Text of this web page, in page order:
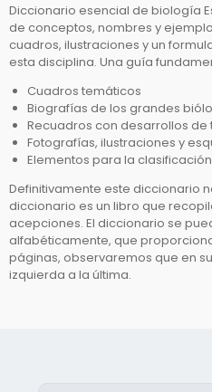
Diccionario esencial de biología
de conceptos, nombres y
cuadros, ilustraciones y un
esta disciplina. Una guía
Cuadros temáticos
Biografías de los grandes
Recuadros con desarrollos
Fotografías, ilustraciones y
Elementos para la
Definitivamente este diccionario
diccionario es un libro que
acepciones. El diccionario se
alfabéticamente, que
páginas, observaremos que en
izquierda a la última.